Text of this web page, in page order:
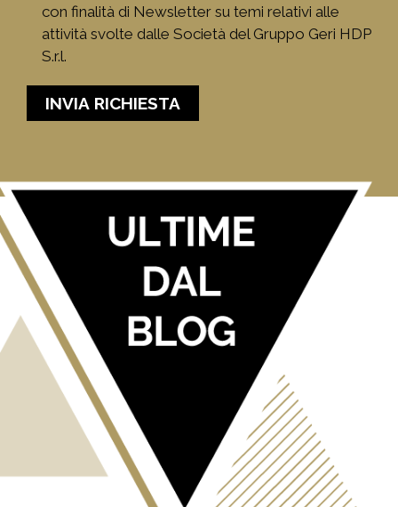
con finalità di Newsletter su temi relativi alle
attività svolte dalle Società del Gruppo Geri HDP
S.r.l.